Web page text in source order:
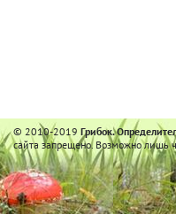
© 2010-2019Грибок.
сайта запрещено. Возможно лишь